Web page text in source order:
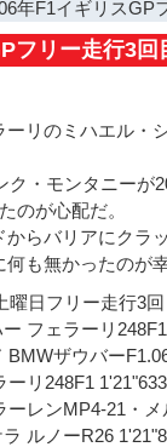
年F1イギリスGP
フリー走行3回
リのミハエル・
ク・モンタニーが
のが心配だ。
らバリアにクラ
何も無かったのが
曜日フリー走行3
フェラーリ
ザウバー
リ248F1
レンMP4-21・
ルノーR26